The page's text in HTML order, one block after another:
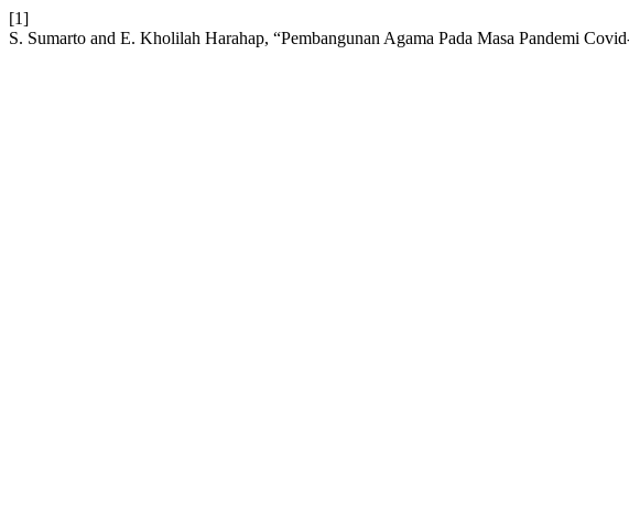
[1]
S. Sumarto and E. Kholilah Harahap, “Pembangunan Agama Pada Masa Pandemi